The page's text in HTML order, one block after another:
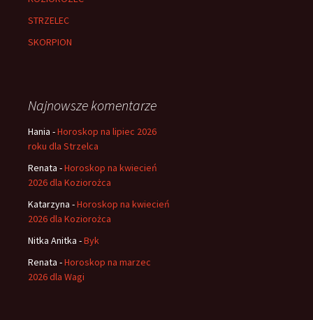
STRZELEC
SKORPION
Najnowsze komentarze
Hania -Horoskop na lipiec 2026
roku dla Strzelca
Renata -Horoskop na kwiecień
2026 dla Koziorożca
Katarzyna -Horoskop na kwiecień
2026 dla Koziorożca
Nitka Anitka -Byk
Renata -Horoskop na marzec
2026 dla Wagi